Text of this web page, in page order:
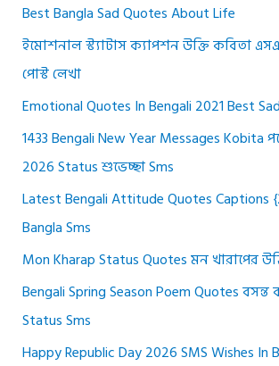
Best Bangla Sad Quotes About Life
ইমোশনাল স্ট্যাটাস ক্যাপশন উক্তি কবিতা
পোস্ট লেখা
Emotional Quotes In Bengali 2021 Best
1433 Bengali New Year Messages Kobita
2026 Status শুভেচ্ছা Sms
Latest Bengali Attitude Quotes Captions
Bangla Sms
Mon Kharap Status Quotes মন খারাপের
Bengali Spring Season Poem Quotes
Status Sms
Happy Republic Day 2026 SMS Wishes In